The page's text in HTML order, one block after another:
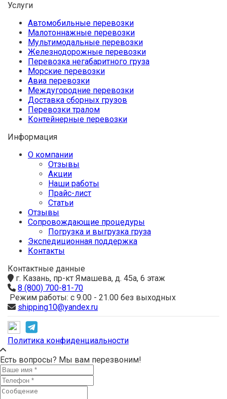
Услуги
Автомобильные перевозки
Малотоннажные перевозки
Мультимодальные перевозки
Железнодорожные перевозки
Перевозка негабаритного груза
Морские перевозки
Авиа перевозки
Междугородние перевозки
Доставка сборных грузов
Перевозки тралом
Контейнерные перевозки
Информация
О компании
Отзывы
Акции
Наши работы
Прайс-лист
Статьи
Отзывы
Сопровождающие процедуры
Погрузка и выгрузка груза
Экспедиционная поддержка
Контакты
Контактные данные
г. Казань, пр-кт Ямашева, д. 45а, 6 этаж
8 (800) 700-81-70
Режим работы: с 9.00 - 21.00 без выходных
shipping10@yandex.ru
Политика конфиденциальности
Есть вопросы? Мы вам перезвоним!